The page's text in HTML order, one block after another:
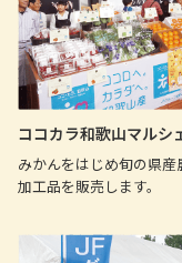
ココカラ和歌山マルシ
みかんをはじめ旬の県産
加工品を販売します。